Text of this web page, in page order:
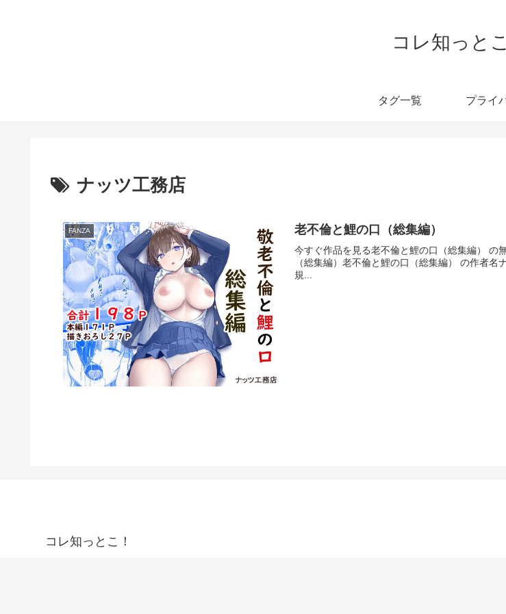
コレ知っと
タグ一覧 プライ
ナッツ工務店
FANZA 老不倫と鯉の口（総集編）
今すぐ作品を見る老不倫と鯉の口（総集編） の
（総集編）老不倫と鯉の口（総集編） の作者
規...
コレ知っとこ！